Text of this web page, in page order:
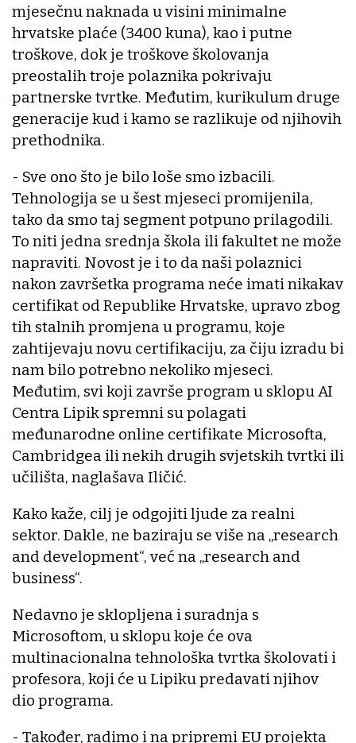
mjesečnu naknada u visini minimalne
hrvatske plaće (3400 kuna), kao i putne
troškove, dok je troškove školovanja
preostalih troje polaznika pokrivaju
partnerske tvrtke. Međutim, kurikulum druge
generacije kud i kamo se razlikuje od njihovih
prethodnika.
- Sve ono što je bilo loše smo izbacili.
Tehnologija se u šest mjeseci promijenila,
tako da smo taj segment potpuno prilagodili.
To niti jedna srednja škola ili fakultet ne može
napraviti. Novost je i to da naši polaznici
nakon završetka programa neće imati nikakav
certifikat od Republike Hrvatske, upravo zbog
tih stalnih promjena u programu, koje
zahtijevaju novu certifikaciju, za čiju izradu bi
nam bilo potrebno nekoliko mjeseci.
Međutim, svi koji završe program u sklopu AI
Centra Lipik spremni su polagati
međunarodne online certifikate Microsofta,
Cambridgea ili nekih drugih svjetskih tvrtki ili
učilišta, naglašava Iličić.
Kako kaže, cilj je odgojiti ljude za realni
sektor. Dakle, ne baziraju se više na „research
and development“, već na „research and
business“.
Nedavno je sklopljena i suradnja s
Microsoftom, u sklopu koje će ova
multinacionalna tehnološka tvrtka školovati i
profesora, koji će u Lipiku predavati njihov
dio programa.
- Također, radimo i na pripremi EU projekta